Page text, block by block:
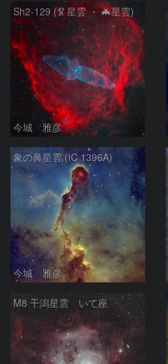
Sh2-129 (🦑星雲 ・ 🦇星雲)
今城 雅彦
象の鼻星雲 (IC 1396A)
今城 雅彦
M8 干潟星雲 いて座